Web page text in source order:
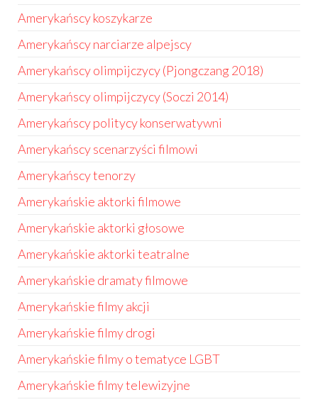
Amerykańscy koszykarze
Amerykańscy narciarze alpejscy
Amerykańscy olimpijczycy (Pjongczang 2018)
Amerykańscy olimpijczycy (Soczi 2014)
Amerykańscy politycy konserwatywni
Amerykańscy scenarzyści filmowi
Amerykańscy tenorzy
Amerykańskie aktorki filmowe
Amerykańskie aktorki głosowe
Amerykańskie aktorki teatralne
Amerykańskie dramaty filmowe
Amerykańskie filmy akcji
Amerykańskie filmy drogi
Amerykańskie filmy o tematyce LGBT
Amerykańskie filmy telewizyjne